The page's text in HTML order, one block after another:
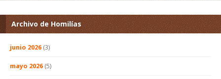
Archivo de Homilías
junio 2026 (3)
mayo 2026 (5)